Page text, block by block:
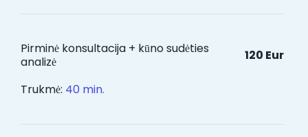
Pirminė konsultacija + kūno sudėties
analizė
Trukmė: 40 min.
120 Eur